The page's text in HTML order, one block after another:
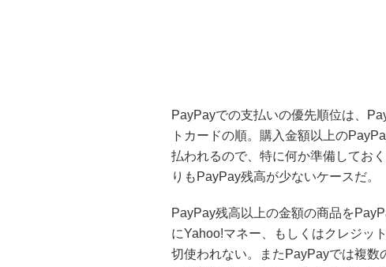
PayPayでの支払いの優先順位は、
トカードの順。購入金額以上の
払われるので、特に何か準備してお
りもPayPay残高が少ないケースだ。
PayPay残高以上の金額の商品を
にYahoo!マネー、もしくはクレジッ
切使われない。またPayPayでは複数